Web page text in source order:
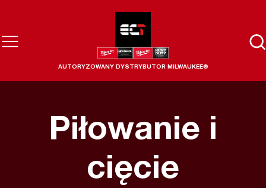
AUTORYZOWANY DYSTRYBUTOR MILWAUKEE®
Piłowanie i
cięcie